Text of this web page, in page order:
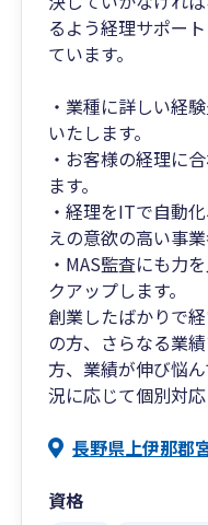
るよう経理サポー
ています。
・業種に詳しい経
いたします。
・お客様の経理に
ます。
・経理をITで自動
えの意欲の高い事
・MAS監査にも力
クアップします。
創業したばかりで
の方、さらなる業
方、業績が伸び悩
況に応じて個別対応
長野県上伊那郡
資格